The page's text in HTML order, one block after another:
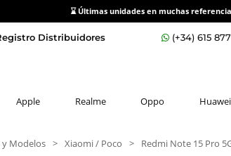
⌛ Últimas unidades en muchas
Distribuidores (+34) 615
Apple Realme Oppo
y Modelos > Xiaomi / Poco > Redmi Note 15 Pro